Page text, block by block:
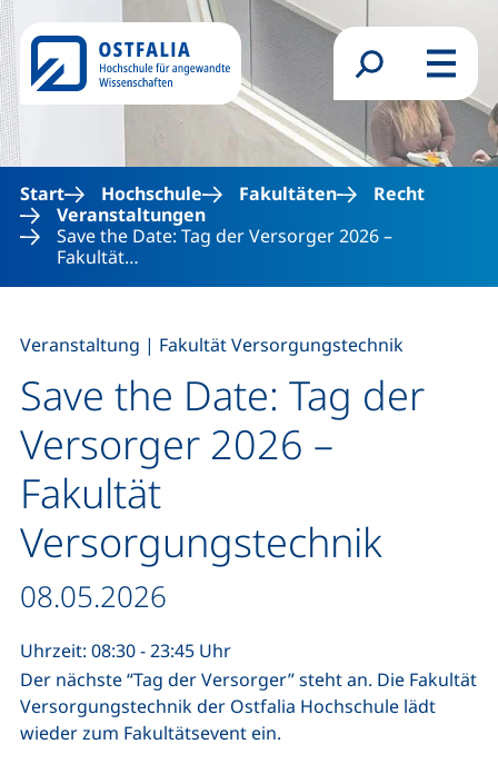
Direkt zum Inhalt
Suchformular
Menü
Start Hochschule Fakultäten
Recht
Veranstaltungen
Save the Date: Tag der Versorger 2026 –
Fakultät…
Save the Date: Tag der
Versorger 2026 –
Fakultät
Versorgungstechnik
Veranstaltung | Fakultät Versorgungstechnik
Datum / Dauer:
08.05.2026
Uhrzeit: 08:30 - 23:45 Uhr
Der nächste “Tag der Versorger” steht an. Die Fakultät
Versorgungstechnik der Ostfalia Hochschule lädt
wieder zum Fakultätsevent ein.